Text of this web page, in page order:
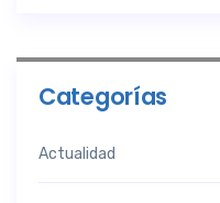
Categorías
Actualidad